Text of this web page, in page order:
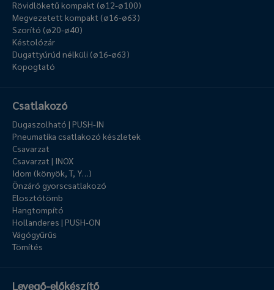
Rövidlöketű kompakt (ø12-ø100)
Megvezetett kompakt (ø16-ø63)
Szorító (ø20-ø40)
Késtolózár
Dugattyúrúd nélküli (ø16-ø63)
Kopogtató
Csatlakozó
Dugaszolható | PUSH-IN
Pneumatika csatlakozó készletek
Csavarzat
Csavarzat | INOX
Idom (könyök, T, Y…)
Önzáró gyorscsatlakozó
Elosztótömb
Hangtompító
Hollanderes | PUSH-ON
Vágógyűrűs
Tömítés
Levegő-előkészítő